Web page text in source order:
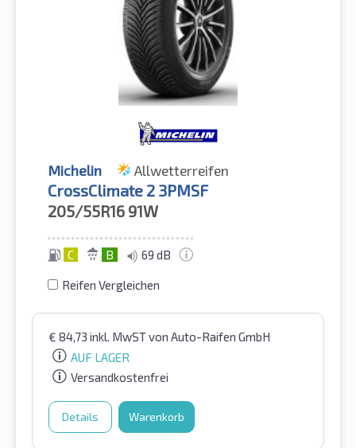
Michelin Allwetterreifen
CrossClimate 2 3PMSF
205/55R16 91W
C B 69 dB
Reifen Vergleichen
€ 84,73 inkl. MwSTvon Auto-Raifen GmbH
AUF LAGER
Versandkostenfrei
Details Warenkorb